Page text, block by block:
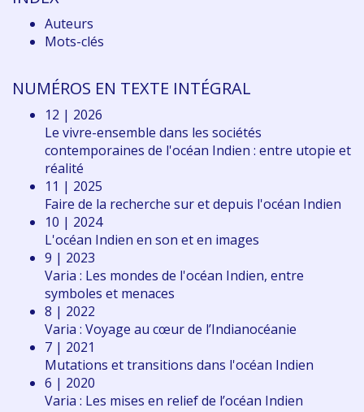
Auteurs
Mots-clés
NUMÉROS EN TEXTE INTÉGRAL
12 | 2026
Le vivre-ensemble dans les sociétés
contemporaines de l'océan Indien : entre utopie et
réalité
11 | 2025
Faire de la recherche sur et depuis l'océan Indien
10 | 2024
L'océan Indien en son et en images
9 | 2023
Varia : Les mondes de l'océan Indien, entre
symboles et menaces
8 | 2022
Varia : Voyage au cœur de l’Indianocéanie
7 | 2021
Mutations et transitions dans l'océan Indien
6 | 2020
Varia : Les mises en relief de l’océan Indien